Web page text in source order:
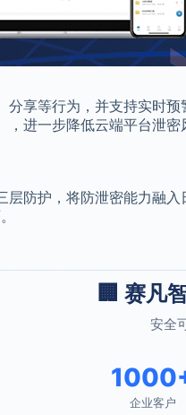
分享等行为，并支持实时
进一步降低云端平台泄密
层防护，将防泄密能力融
🏢 赛凡
安全
企业客户